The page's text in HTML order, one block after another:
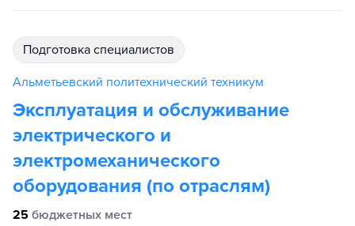
подготовка специалистов
Альметьевский политехнический техникум
Эксплуатация и обслуживание
электрического и
электромеханического
оборудования (по отраслям)
25 бюджетных мест